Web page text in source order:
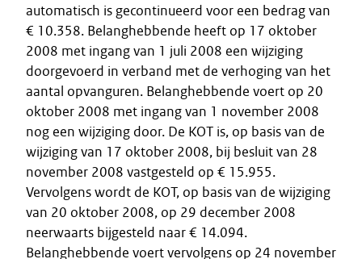
automatisch is gecontinueerd voor een bedrag van
€ 10.358. Belanghebbende heeft op 17 oktober
2008 met ingang van 1 juli 2008 een wijziging
doorgevoerd in verband met de verhoging van het
aantal opvanguren. Belanghebbende voert op 20
oktober 2008 met ingang van 1 november 2008
nog een wijziging door. De KOT is, op basis van de
wijziging van 17 oktober 2008, bij besluit van 28
november 2008 vastgesteld op € 15.955.
Vervolgens wordt de KOT, op basis van de wijziging
van 20 oktober 2008, op 29 december 2008
neerwaarts bijgesteld naar € 14.094.
Belanghebbende voert vervolgens op 24 november